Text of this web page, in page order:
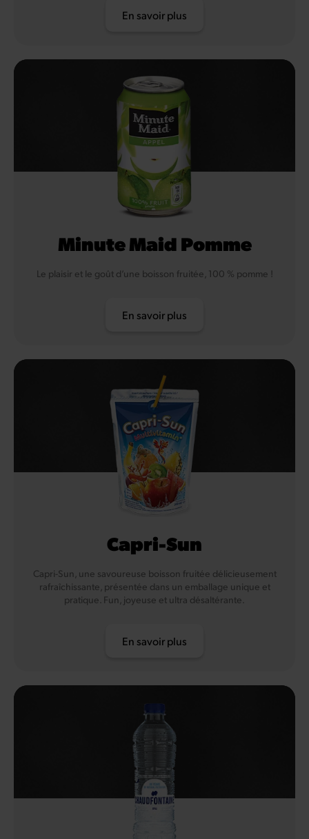
En savoir plus
Minute Maid Pomme
Le plaisir et le goût d’une boisson fruitée, 100 % pomme !
En savoir plus
Capri-Sun
Capri-Sun, une savoureuse boisson fruitée délicieusement
rafraîchissante, présentée dans un emballage unique et
pratique. Fun, joyeuse et ultra désaltérante.
En savoir plus